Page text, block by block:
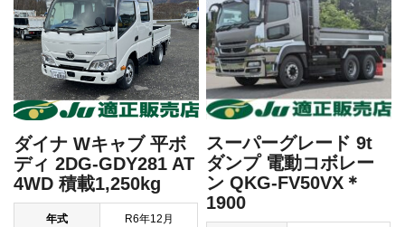
ダイナ Wキャブ 平ボ
ディ 2DG-GDY281 AT
4WD 積載1,250kg
年式 R6年12月
スーパーグレード 9t
ダンプ 電動コボレー
ン QKG-FV50VX＊
1900